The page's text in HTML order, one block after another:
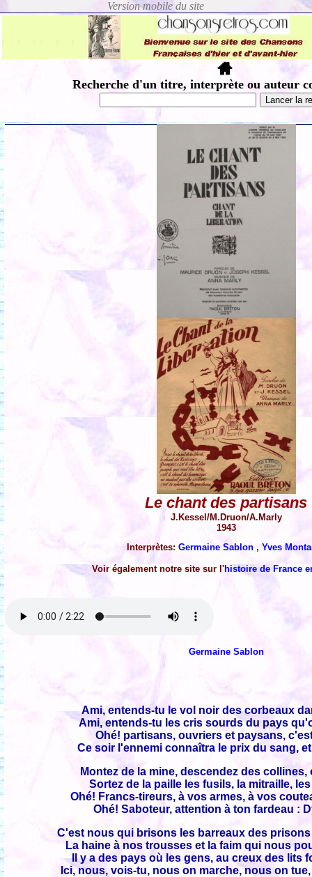
Recherche d'un titre, interprète ou auteur
Le chant des partisans
J.Kessel/M.Druon/A.Marly
1943
Interprètes:Germaine Sablon,Yves
Voir également notre site sur l'histoire de France
Germaine Sablon
Ami, entends-tu le vol noir des corbeaux
Ami, entends-tu les cris sourds du pays
Ohé! partisans, ouvriers et paysans,
Ce soir l'ennemi connaîtra le prix du sang,
Montez de la mine, descendez des collines,
Sortez de la paille les fusils, la mitraille,
Ohé! Francs-tireurs, à vos armes, à vos
Ohé! Saboteur, attention à ton fardeau :
C'est nous qui brisons les barreaux des
La haine à nos trousses et la faim qui nous
Il y a des pays où les gens, au creux des lits
Ici, nous, vois-tu, nous on marche, nous on